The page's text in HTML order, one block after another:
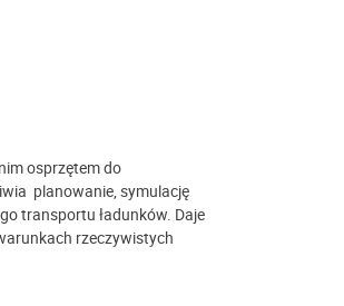
osprzętem do
planowanie, symulację
transportu ładunków. Daje
rzeczywistych